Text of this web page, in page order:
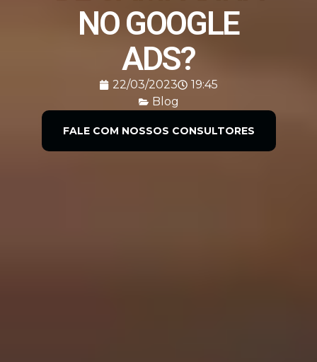
NO GOOGLE
ADS?
22/03/2023
19:45
Blog
FALE COM NOSSOS CONSULTORES